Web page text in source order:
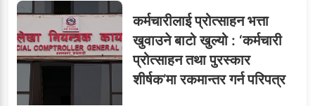
६सहसचिवमा प्रथम भएका
विजयकुमार शर्माको लोकसेवा
टिप्स
कर्मचारीलाई प्रोत्साहन भत्ता
खुवाउने बाटो खुल्यो : ‘कर्मचारी
प्रोत्साहन तथा पुरस्कार
शीर्षक’मा रकमान्तर गर्न परिपत्र